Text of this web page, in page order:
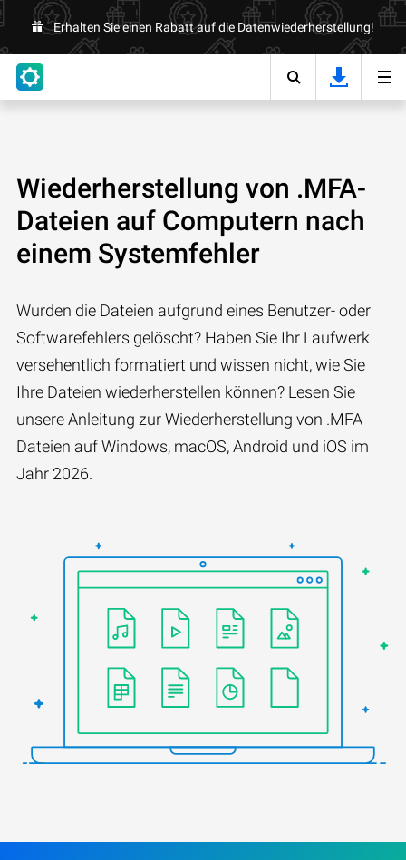
Erhalten Sie einen Rabatt auf die Datenwiederherstellung!
Wiederherstellung von .MFA-
Dateien auf Computern nach
einem Systemfehler
Wurden die Dateien aufgrund eines Benutzer- oder
Softwarefehlers gelöscht? Haben Sie Ihr Laufwerk
versehentlich formatiert und wissen nicht, wie Sie
Ihre Dateien wiederherstellen können? Lesen Sie
unsere Anleitung zur Wiederherstellung von .MFA
Dateien auf Windows, macOS, Android und iOS im
Jahr 2026.